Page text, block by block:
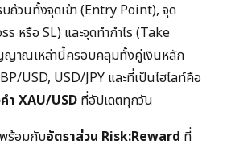
ถ้วนทั้งจุดเข้า (Entry Point), จุด
หรือ SL) และจุดทำกำไร (Take
าณเหล่านี้ครอบคลุมทั้งคู่เงินหลัก
USD, USD/JPY และที่เป็นไฮไลท์คือ
XAU/USD ที่อัปเดตทุกวัน
ร้อมกับอัตราส่วน Risk:Reward ที่